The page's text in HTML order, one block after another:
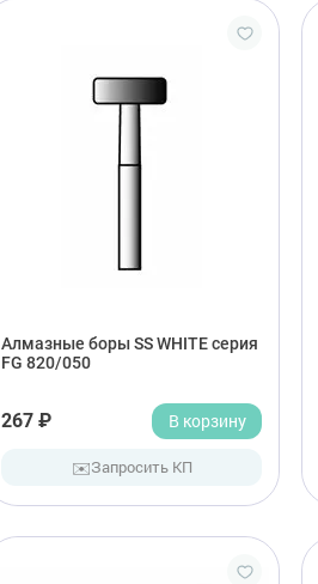
Алмазные боры SS WHITE серия
FG 820/050
267 ₽ В корзину
✉️Запросить КП